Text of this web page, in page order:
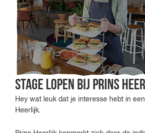
Stage lopen bij prins
Hey wat leuk dat je interesse hebt in
Heerlijk.